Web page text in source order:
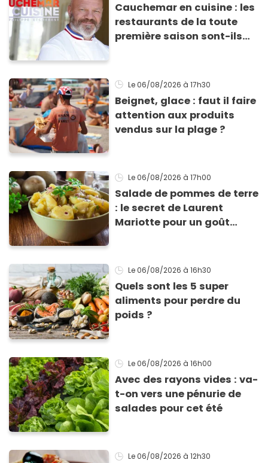
Cauchemar en cuisine : les
restaurants de la toute
première saison sont-ils
Le 06/08/2026 à 17h30
Beignet, glace : faut il faire
attention aux produits
vendus sur la plage ?
Le 06/08/2026 à 17h00
Salade de pommes de terre
: le secret de Laurent
Mariotte pour un goût
Le 06/08/2026 à 16h30
Quels sont les 5 super
aliments pour perdre du
poids ?
Le 06/08/2026 à 16h00
Avec des rayons vides : va-
t-on vers une pénurie de
salades pour cet été
Le 06/08/2026 à 12h30